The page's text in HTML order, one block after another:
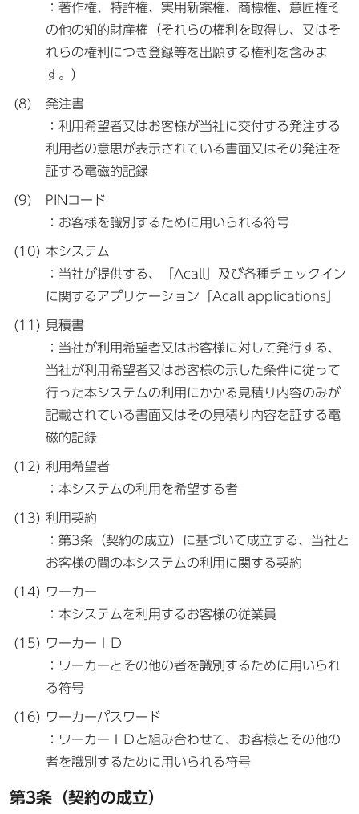
：著作権、特許権、実用新案権、商標権、意匠権そ
の他の知的財産権（それらの権利を取得し、又はそ
れらの権利につき登録等を出願する権利を含みま
す。）
発注書
：利用希望者又はお客様が当社に交付する発注する
利用者の意思が表示されている書面又はその発注を
証する電磁的記録
PINコード
：お客様を識別するために用いられる符号
本システム
：当社が提供する、「Acall」及び各種チェックイン
に関するアプリケーション「Acall applications」
見積書
：当社が利用希望者又はお客様に対して発行する、
当社が利用希望者又はお客様の示した条件に従って
行った本システムの利用にかかる見積り内容のみが
記載されている書面又はその見積り内容を証する電
磁的記録
利用希望者
：本システムの利用を希望する者
利用契約
：第3条（契約の成立）に基づいて成立する、当社と
お客様の間の本システムの利用に関する契約
ワーカー
：本システムを利用するお客様の従業員
ワーカーＩＤ
：ワーカーとその他の者を識別するために用いられ
る符号
ワーカーパスワード
：ワーカーＩＤと組み合わせて、お客様とその他の
者を識別するために用いられる符号
第3条（契約の成立）